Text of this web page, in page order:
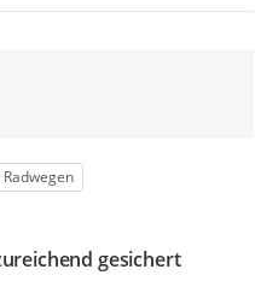
gesichert